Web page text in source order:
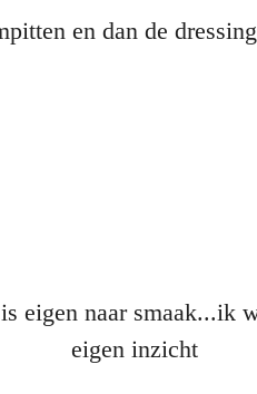
en dan de
eigen naar smaak...ik
inzicht